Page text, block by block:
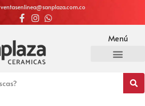
ventasenlinea@sanplaza.com.co
Menú